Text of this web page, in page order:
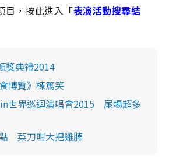
目，按此進入「表演活動搜尋結
獎典禮2014
博覽》棟篤笑
世界巡迴演唱會2015 尾場超多
菜刀咁大把雞脾